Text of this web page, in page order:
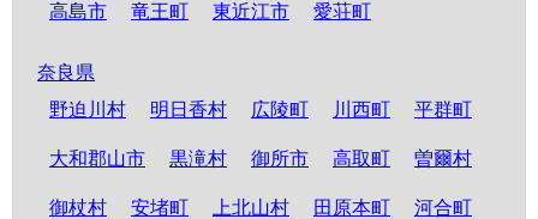
高島市 竜王町 東近江市 愛荘町
奈良県
野迫川村
明日香村 広陵町 川西町 平群町
大和郡山市 黒滝村 御所市 高取町 曽爾村
御杖村 安堵町 上北山村 田原本町 河合町